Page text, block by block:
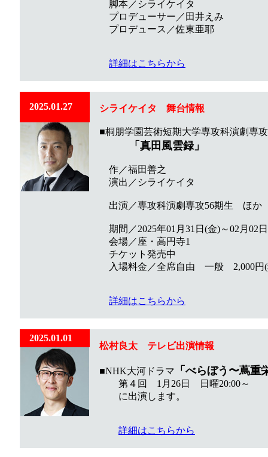
脚本／シライケイタ
プロデューサー／田井えみ
プロデュース／佐東亜耶
詳細はこちらから
2025.01.27 シライケイタ 舞台情報
■桐朋学園芸術短期大学専攻科演劇専
「真田風雲録」
作／福田善之
演出／シライケイタ
出演／専攻科演劇専攻56期生 ほか
期間／2025年01月31日(金)～02月02
会場／座・高円寺1
チケット発売中
入場料金／全席自由 一般 2,000円(
詳細はこちらから
2025.01.01
松村良太 テレビ出演情報
■NHK大河ドラマ 「べらぼう〜蔦重
第４回 1月26日 日曜20:00～ （
に出演します。
詳細はこちらから